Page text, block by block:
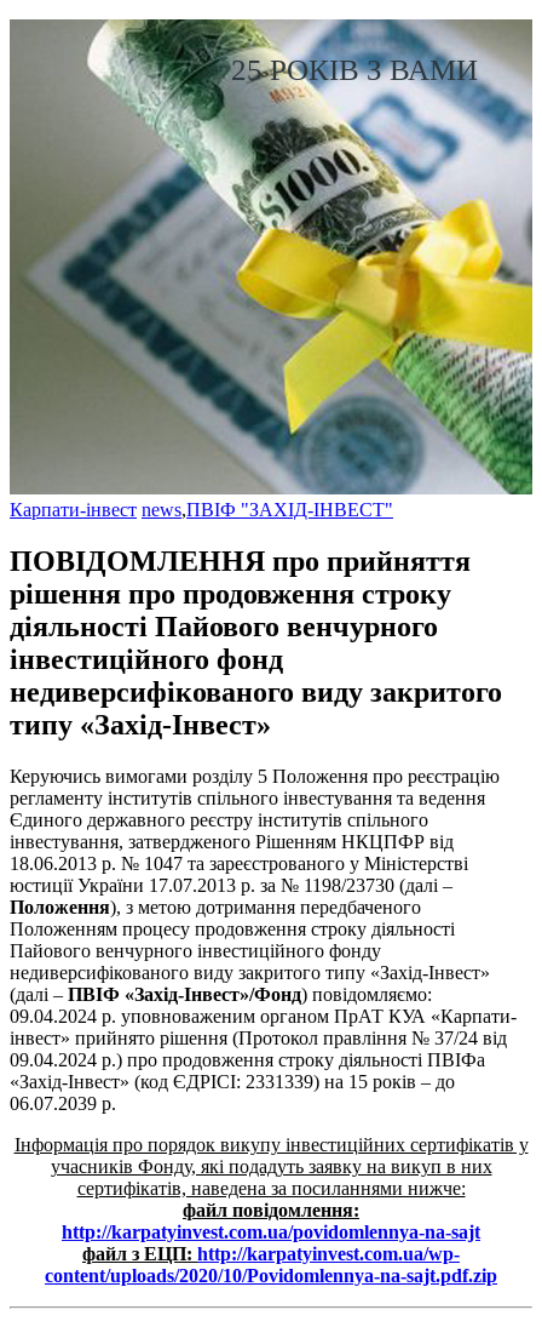
25 РОКІВ З ВАМИ
Карпати-інвест news,ПВІФ "ЗАХІД-ІНВЕСТ"
ПОВІДОМЛЕННЯ про прийняття
рішення про продовження строку
діяльності Пайового венчурного
інвестиційного фонд
недиверсифікованого виду закритого
типу «Захід-Інвест»
Керуючись вимогами розділу 5 Положення про реєстрацію
регламенту інститутів спільного інвестування та ведення
Єдиного державного реєстру інститутів спільного
інвестування, затвердженого Рішенням НКЦПФР від
18.06.2013 р. № 1047 та зареєстрованого у Міністерстві
юстиції України 17.07.2013 р. за № 1198/23730 (далі –
Положення), з метою дотримання передбаченого
Положенням процесу продовження строку діяльності
Пайового венчурного інвестиційного фонду
недиверсифікованого виду закритого типу «Захід-Інвест»
(далі – ПВІФ «Захід-Інвест»/Фонд) повідомляємо:
09.04.2024 р. уповноваженим органом ПрАТ КУА «Карпати-
інвест» прийнято рішення (Протокол правління № 37/24 від
09.04.2024 р.) про продовження строку діяльності ПВІФа
«Захід-Інвест» (код ЄДРІСІ: 2331339) на 15 років – до
06.07.2039 р.
Інформація про порядок викупу інвестиційних сертифікатів у
учасників Фонду, які подадуть заявку на викуп в них
сертифікатів, наведена за посиланнями нижче:
файл повідомлення:
http://karpatyinvest.com.ua/povidomlennya-na-sajt
файл з ЕЦП: http://karpatyinvest.com.ua/wp-
content/uploads/2020/10/Povidomlennya-na-sajt.pdf.zip